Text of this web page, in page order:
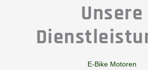
Unsere
E-Bike Motoren